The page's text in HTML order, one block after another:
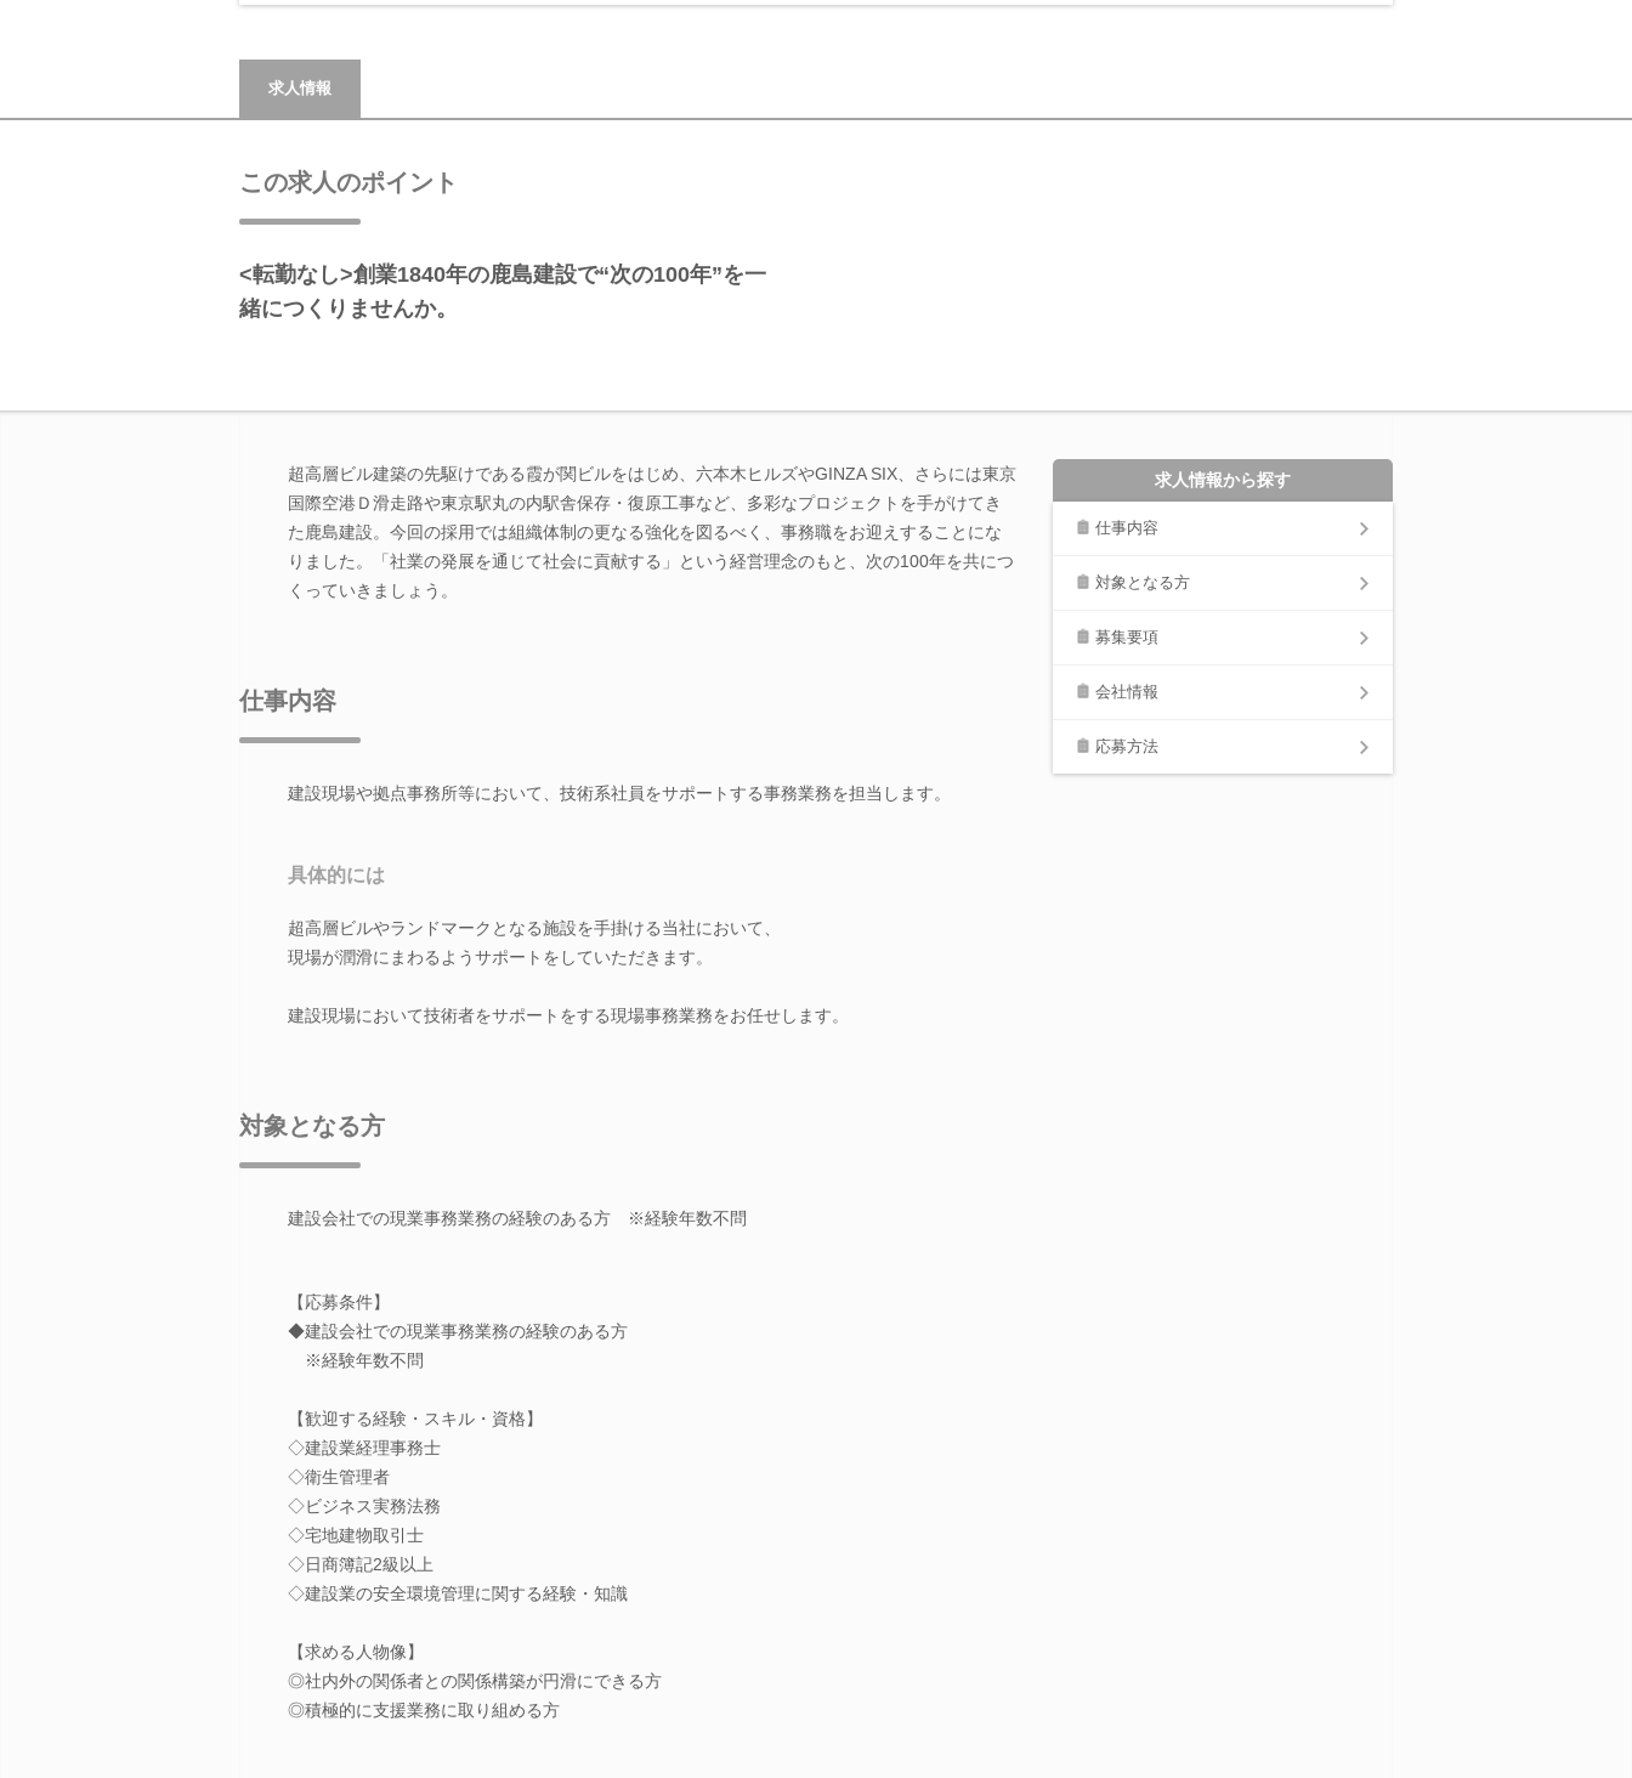
求人情報
この求人のポイント
<転勤なし>創業1840年の鹿島建設で“次の100年”を一
緒につくりませんか。
超高層ビル建築の先駆けである霞が関ビルをはじめ、六本木ヒルズやGINZA SIX、さらには東京
国際空港Ｄ滑走路や東京駅丸の内駅舎保存・復原工事など、多彩なプロジェクトを手がけてき
た鹿島建設。今回の採用では組織体制の更なる強化を図るべく、事務職をお迎えすることにな
りました。「社業の発展を通じて社会に貢献する」という経営理念のもと、次の100年を共につ
くっていきましょう。
仕事内容
建設現場や拠点事務所等において、技術系社員をサポートする事務業務を担当します。
具体的には
超高層ビルやランドマークとなる施設を手掛ける当社において、
現場が潤滑にまわるようサポートをしていただきます。
建設現場において技術者をサポートをする現場事務業務をお任せします。
対象となる方
建設会社での現業事務業務の経験のある方 ※経験年数不問
【応募条件】
◆建設会社での現業事務業務の経験のある方
※経験年数不問
【歓迎する経験・スキル・資格】
◇建設業経理事務士
◇衛生管理者
◇ビジネス実務法務
◇宅地建物取引士
◇日商簿記2級以上
◇建設業の安全環境管理に関する経験・知識
【求める人物像】
◎社内外の関係者との関係構築が円滑にできる方
◎積極的に支援業務に取り組める方
求人情報から探す
仕事内容
対象となる方
募集要項
会社情報
応募方法